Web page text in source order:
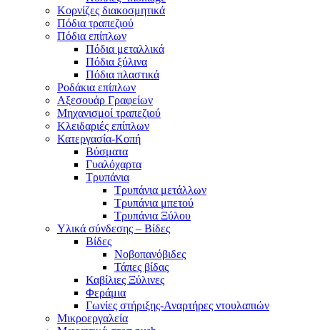
Κορνίζες διακοσμητικά
Πόδια τραπεζιού
Πόδια επίπλων
Πόδια μεταλλικά
Πόδια ξύλινα
Πόδια πλαστικά
Ροδάκια επίπλων
Αξεσουάρ Γραφείων
Μηχανισμοί τραπεζιού
Κλειδαριές επίπλων
Κατεργασία-Κοπή
Βύσματα
Γυαλόχαρτα
Τρυπάνια
Τρυπάνια μετάλλων
Τρυπάνια μπετού
Τρυπάνια Ξύλου
Υλικά σύνδεσης – Βίδες
Βίδες
Νοβοπανόβιδες
Τάπες βίδας
Καβίλιες Ξύλινες
Φεράμια
Γωνίες στήριξης-Αναρτήρες ντουλαπιών
Μικροεργαλεία